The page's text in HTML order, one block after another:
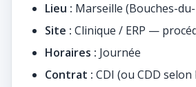
Lieu : Marseille (Bouches-
Site : Clinique / ERP —
Horaires : Journée
Contrat : CDI (ou CDD selon